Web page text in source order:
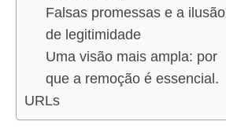
Falsas promessas e a ilusão
de legitimidade
Uma visão mais ampla: por
que a remoção é essencial.
URLs